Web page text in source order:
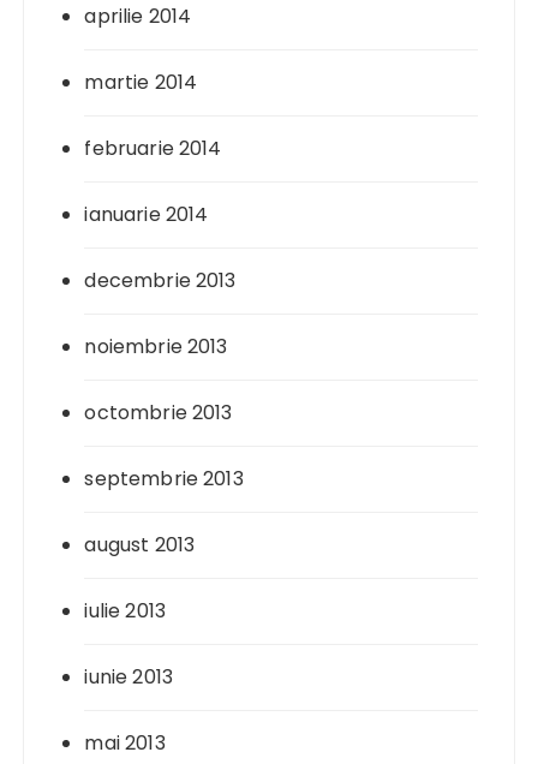
aprilie 2014
martie 2014
februarie 2014
ianuarie 2014
decembrie 2013
noiembrie 2013
octombrie 2013
septembrie 2013
august 2013
iulie 2013
iunie 2013
mai 2013